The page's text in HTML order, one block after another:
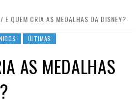
E QUEM CRIA AS MEDALHAS DA DISNEY?
ÚLTIMAS
AS MEDALHAS